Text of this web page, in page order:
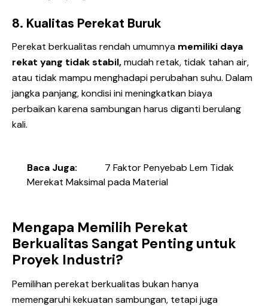
8. Kualitas Perekat Buruk
Perekat berkualitas rendah umumnya memiliki daya
rekat yang tidak stabil,mudah retak, tidak tahan air,
atau tidak mampu menghadapi perubahan suhu. Dalam
jangka panjang, kondisi ini meningkatkan biaya
perbaikan karena sambungan harus diganti berulang
kali.
Baca Juga:
7 Faktor Penyebab Lem Tidak
Merekat Maksimal pada Material
Mengapa Memilih Perekat
Berkualitas Sangat Penting untuk
Proyek Industri?
Pemilihan perekat berkualitas bukan hanya
memengaruhi kekuatan sambungan, tetapi juga